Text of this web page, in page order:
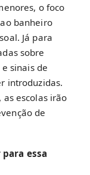
o foco
banheiro
Já para
sobre
sinais de
introduzidas.
as escolas irão
de
essa